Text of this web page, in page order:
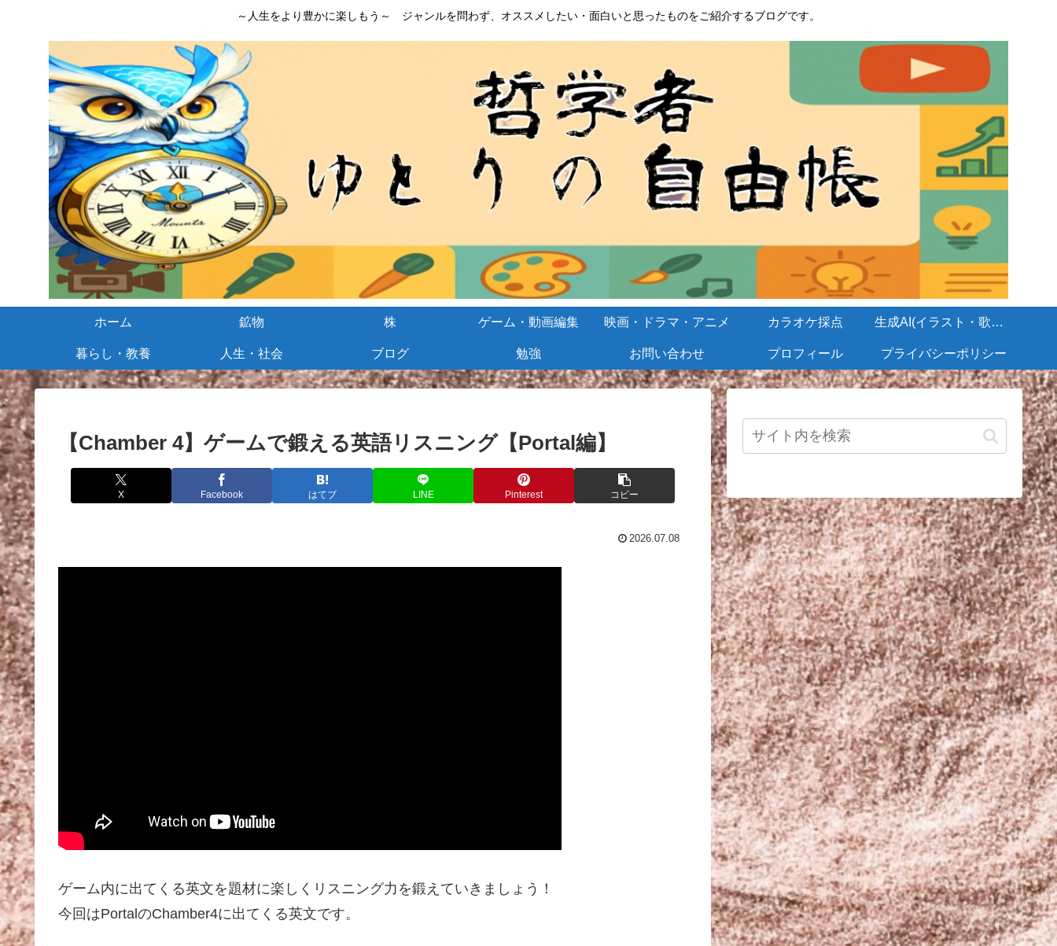
～人生をより豊かに楽しもう～ ジャンルを問わず、オススメしたい・面白いと思ったものをご紹介するブログです。
ホーム 鉱物 株 ゲーム・動画編集 映画・ドラマ・アニメ カラオケ採点 生成AI(イラスト・歌・BGM)
暮らし・教養 人生・社会 ブログ 勉強 お問い合わせ プロフィール プライバシーポリシー
【Chamber 4】ゲームで鍛える英語リスニング【Portal編】
X Facebook はてブ LINE Pinterest コピー
2026.07.08
ゲーム内に出てくる英文を題材に楽しくリスニング力を鍛えていきましょう！
今回はPortalのChamber4に出てくる英文です。